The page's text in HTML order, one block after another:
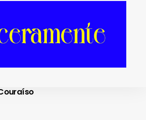
Fest 2024 convirtió a Ourense en
del Cool Britannia